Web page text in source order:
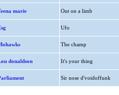
marie Out on a limb
Ufo
The champ
donaldson It's your thing
Sir nose d'voidoffunk